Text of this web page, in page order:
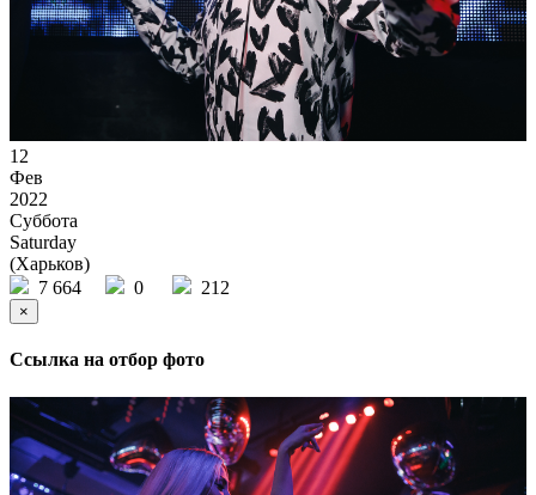
12
Фев
2022
Суббота
Saturday
(Харьков)
7 664
0 212
×
Ссылка на отбор фото